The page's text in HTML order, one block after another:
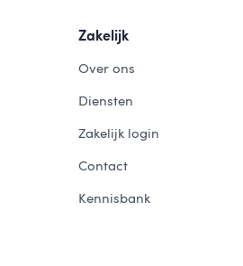
Zakelijk
Over ons
Diensten
Zakelijk login
Contact
Kennisbank